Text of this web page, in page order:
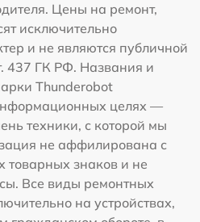
Цены на ремонт,
исключительно
и не являются публичной
437 ГК РФ. Названия и
Thunderobot
целях —
техники, с которой мы
не аффилирована с
товарных знаков и не
Все виды ремонтных
на устройствах,